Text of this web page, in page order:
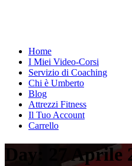
Home
I Miei Video-Corsi
Servizio di Coaching
Chi è Umberto
Blog
Attrezzi Fitness
Il Tuo Account
Carrello
Day: 27 Aprile